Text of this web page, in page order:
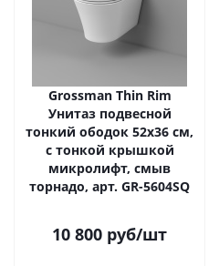
Grossman Thin Rim
Унитаз подвесной
тонкий ободок 52х36 см,
с тонкой крышкой
микролифт, смыв
торнадо, арт. GR-5604SQ
10 800 руб/шт